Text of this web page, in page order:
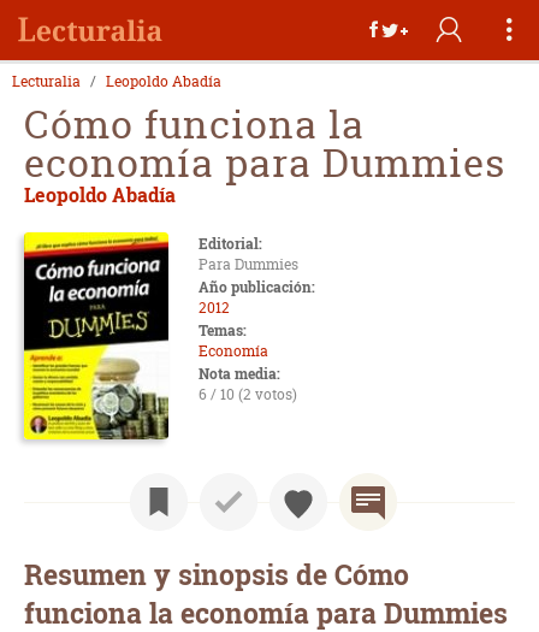
Lecturalia Leopoldo Abadía
Cómo funciona la
economía para Dummies
Leopoldo Abadía
Editorial:
Para Dummies
Año publicación:
2012
Temas:
Economía
Nota media:
6 / 10 (2 votos)
Resumen y sinopsis de Cómo
funciona la economía para Dummies